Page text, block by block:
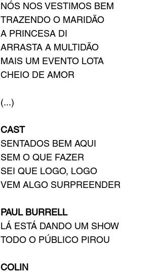
NÓS NOS VESTIMOS BEM
TRAZENDO O MARIDÃO
A PRINCESA DI
ARRASTA A MULTIDÃO
MAIS UM EVENTO LOTA
CHEIO DE AMOR
(...)
CAST
SENTADOS BEM AQUI
SEM O QUE FAZER
SEI QUE LOGO, LOGO
VEM ALGO SURPREENDER
PAUL BURRELL
LÁ ESTÁ DANDO UM SHOW
TODO O PÚBLICO PIROU
COLIN